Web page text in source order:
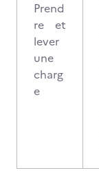
Prend
re et
lever
une
charg
e